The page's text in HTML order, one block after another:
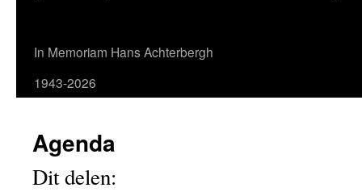
In Memoriam Hans Achterbergh
1943-2026
Agenda
Dit delen: